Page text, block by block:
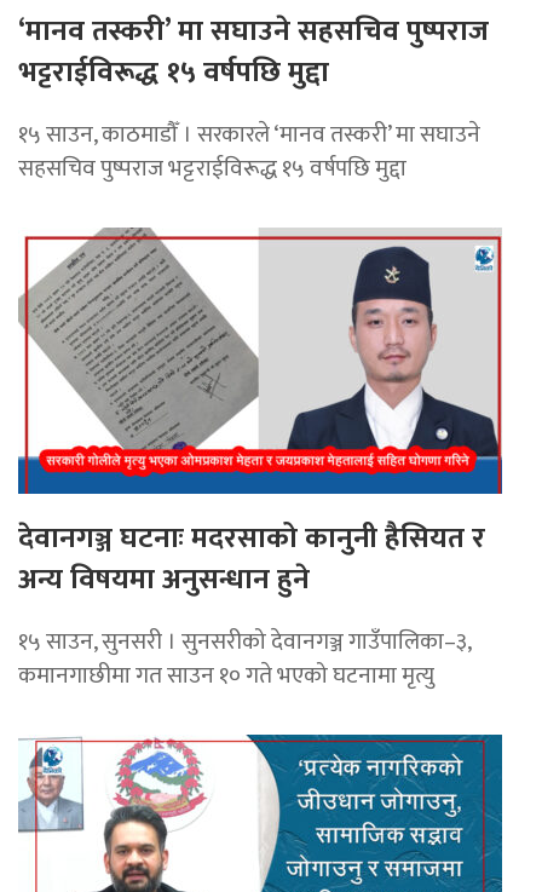
‘मानव तस्करी’ मा सघाउने सहसचिव पुष्पराज
भट्टराईविरूद्ध १५ वर्षपछि मुद्दा
१५ साउन, काठमाडौँ । सरकारले ‘मानव तस्करी’ मा सघाउने
सहसचिव पुष्पराज भट्टराईविरूद्ध १५ वर्षपछि मुद्दा
देवानगञ्ज घटनाः मदरसाको कानुनी हैसियत र
अन्य विषयमा अनुसन्धान हुने
१५ साउन, सुनसरी । सुनसरीको देवानगञ्ज गाउँपालिका–३,
कमानगाछीमा गत साउन १० गते भएको घटनामा मृत्यु